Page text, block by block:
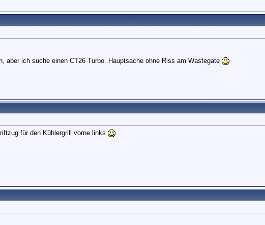
aber ich suche einen CT26 Turbo. Hauptsache ohne Riss am Wastegate
für den Kühlergrill vorne links